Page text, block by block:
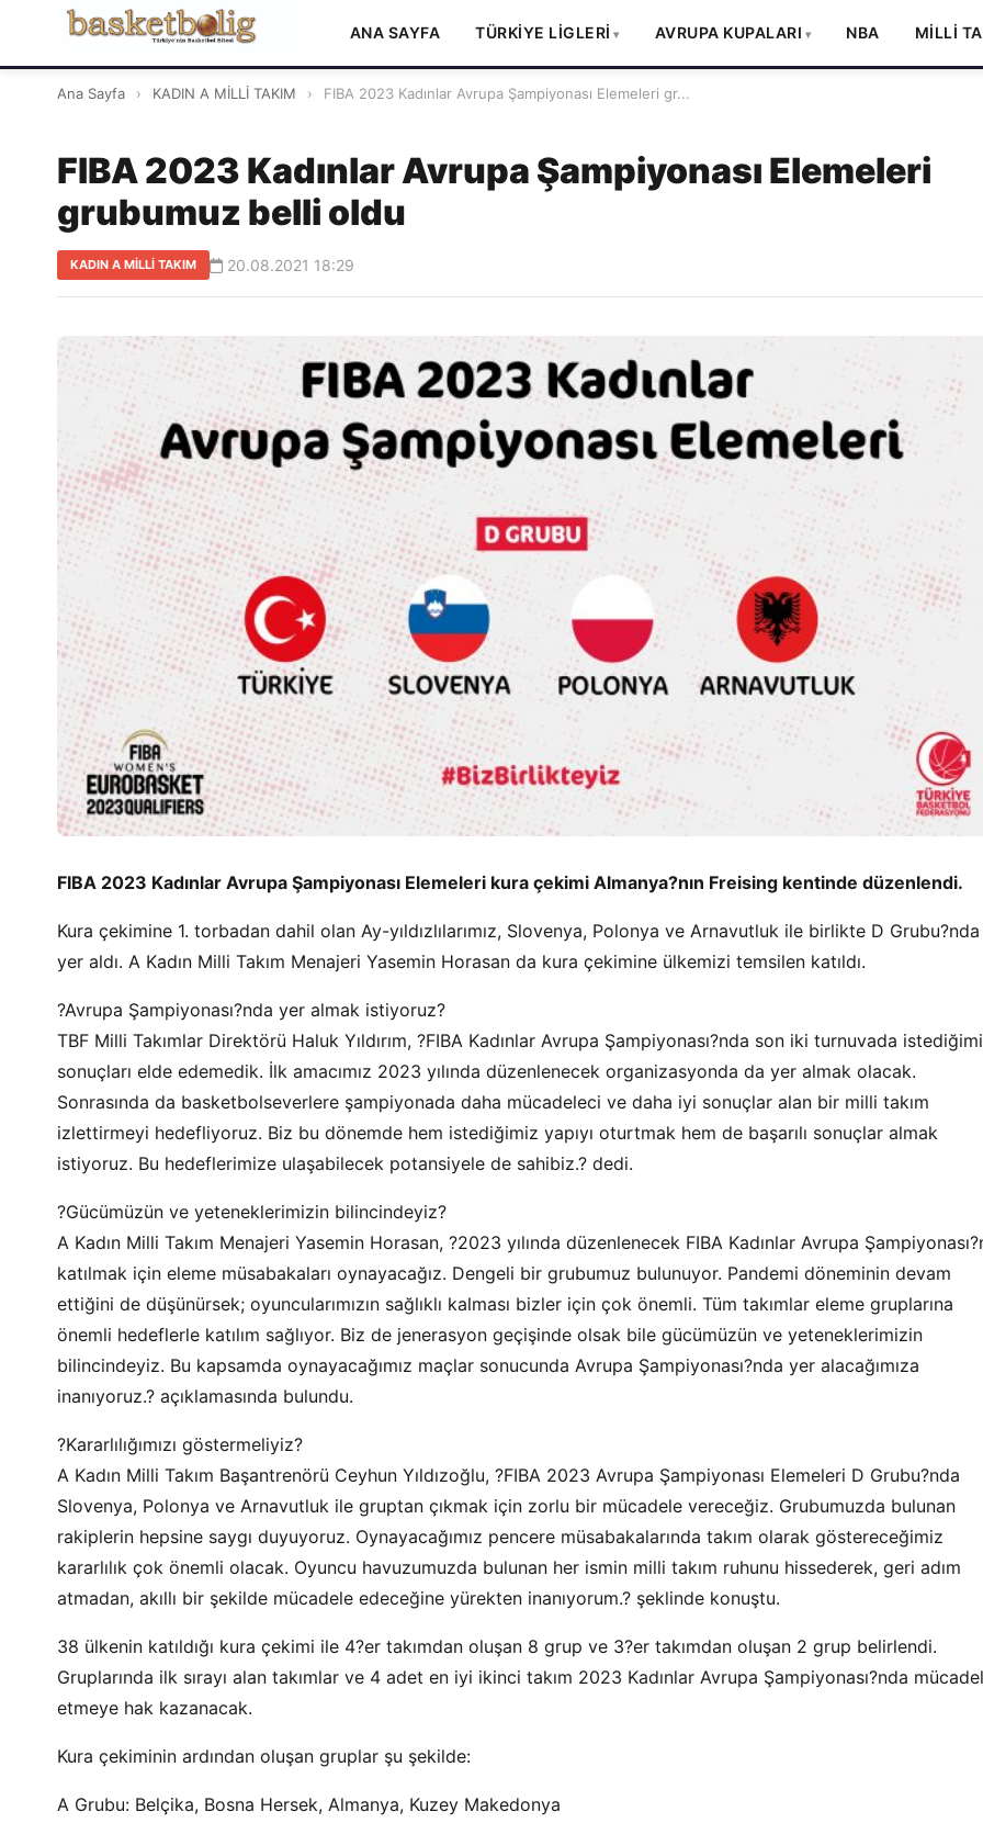
ANA SAYFA TÜRKİYE LİGLERİ AVRUPA KUPALARI NBA MİLLİ
Ana Sayfa › KADIN A MİLLİ TAKIM › FIBA 2023 Kadınlar Avrupa Şampiyonası Elemeleri gr...
FIBA 2023 Kadınlar Avrupa Şampiyonası Elemeleri
grubumuz belli oldu
KADIN A MİLLİ TAKIM 20.08.2021 18:29
FIBA 2023 Kadınlar Avrupa Şampiyonası Elemeleri kura çekimi Almanya?nın Freising kentinde düzenlendi.
Kura çekimine 1. torbadan dahil olan Ay-yıldızlılarımız, Slovenya, Polonya ve Arnavutluk ile birlikte D Grubu?nda
yer aldı. A Kadın Milli Takım Menajeri Yasemin Horasan da kura çekimine ülkemizi temsilen katıldı.
?Avrupa Şampiyonası?nda yer almak istiyoruz?
TBF Milli Takımlar Direktörü Haluk Yıldırım, ?FIBA Kadınlar Avrupa Şampiyonası?nda son iki turnuvada
sonuçları elde edemedik. İlk amacımız 2023 yılında düzenlenecek organizasyonda da yer almak olacak.
Sonrasında da basketbolseverlere şampiyonada daha mücadeleci ve daha iyi sonuçlar alan bir milli takım
izlettirmeyi hedefliyoruz. Biz bu dönemde hem istediğimiz yapıyı oturtmak hem de başarılı sonuçlar almak
istiyoruz. Bu hedeflerimize ulaşabilecek potansiyele de sahibiz.? dedi.
?Gücümüzün ve yeteneklerimizin bilincindeyiz?
A Kadın Milli Takım Menajeri Yasemin Horasan, ?2023 yılında düzenlenecek FIBA Kadınlar Avrupa
katılmak için eleme müsabakaları oynayacağız. Dengeli bir grubumuz bulunuyor. Pandemi döneminin devam
ettiğini de düşünürsek; oyuncularımızın sağlıklı kalması bizler için çok önemli. Tüm takımlar eleme gruplarına
önemli hedeflerle katılım sağlıyor. Biz de jenerasyon geçişinde olsak bile gücümüzün ve yeteneklerimizin
bilincindeyiz. Bu kapsamda oynayacağımız maçlar sonucunda Avrupa Şampiyonası?nda yer alacağımıza
inanıyoruz.? açıklamasında bulundu.
?Kararlılığımızı göstermeliyiz?
A Kadın Milli Takım Başantrenörü Ceyhun Yıldızoğlu, ?FIBA 2023 Avrupa Şampiyonası Elemeleri D Grubu?nda
Slovenya, Polonya ve Arnavutluk ile gruptan çıkmak için zorlu bir mücadele vereceğiz. Grubumuzda bulunan
rakiplerin hepsine saygı duyuyoruz. Oynayacağımız pencere müsabakalarında takım olarak göstereceğimiz
kararlılık çok önemli olacak. Oyuncu havuzumuzda bulunan her ismin milli takım ruhunu hissederek, geri adım
atmadan, akıllı bir şekilde mücadele edeceğine yürekten inanıyorum.? şeklinde konuştu.
38 ülkenin katıldığı kura çekimi ile 4?er takımdan oluşan 8 grup ve 3?er takımdan oluşan 2 grup belirlendi.
Gruplarında ilk sırayı alan takımlar ve 4 adet en iyi ikinci takım 2023 Kadınlar Avrupa Şampiyonası?nda
etmeye hak kazanacak.
Kura çekiminin ardından oluşan gruplar şu şekilde:
A Grubu: Belçika, Bosna Hersek, Almanya, Kuzey Makedonya